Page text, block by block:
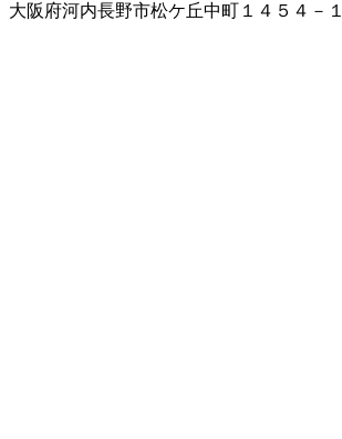
大阪府河内長野市松ケ丘中町１４５４－１